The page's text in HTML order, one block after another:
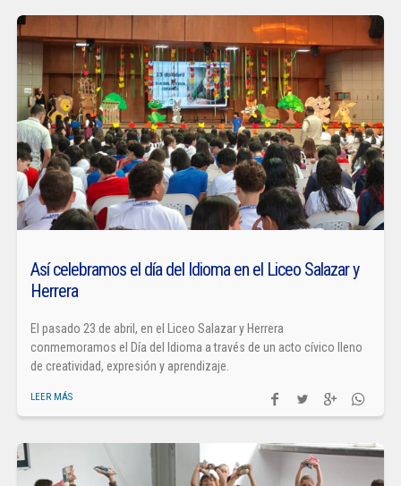
Así celebramos el día del Idioma en el Liceo Salazar y
Herrera
El pasado 23 de abril, en el Liceo Salazar y Herrera
conmemoramos el Día del Idioma a través de un acto cívico lleno
de creatividad, expresión y aprendizaje.
LEER MÁS